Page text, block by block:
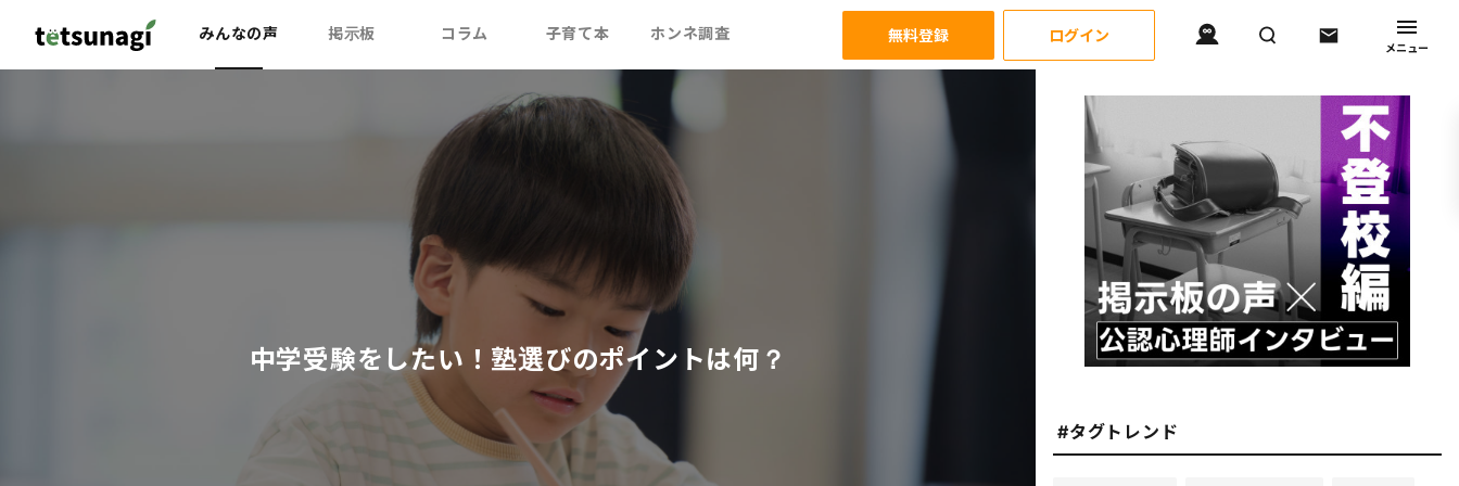
みんなの声 掲示板 コラム 子育て本 ホンネ調査 無料登録 ログイン
メニュー
中学受験をしたい！塾選びのポイントは何？
#タグトレンド